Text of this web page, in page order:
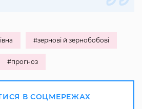
#зернові й зернобобові
#прогноз
В СОЦМЕРЕЖАХ